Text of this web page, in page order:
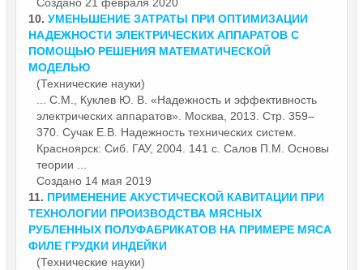
10. УМЕНЬШЕНИЕ ЗАТРАТЫ ПРИ ОПТИМИЗАЦИИ
НАДЕЖНОСТИ ЭЛЕКТРИЧЕСКИХ АППАРАТОВ С
ПОМОЩЬЮ РЕШЕНИЯ МАТЕМАТИЧЕСКОЙ
МОДЕЛЬЮ
(Технические науки)
... С.М., Куклев Ю. В. «Надежность и эффективность
электрических аппаратов». Москва, 2013. Стр. 359–
370. Сучак Е.В. Надежность технических систем.
Красноярск: Сиб. ГАУ, 2004. 141 с. Салов П.М. Основы
теории ...
Создано 14 мая 2019
11. ПРИМЕНЕНИЕ АКУСТИЧЕСКОЙ КАВИТАЦИИ ПРИ
ТЕХНОЛОГИИ ПРОИЗВОДСТВА МЯСНЫХ
РУБЛЕННЫХ ПОЛУФАБРИКАТОВ НА ПРИМЕРЕ МЯСА
ФИЛЕ ГРУДКИ ИНДЕЙКИ
(Технические науки)